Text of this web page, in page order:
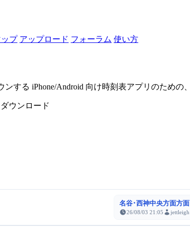
プ アップロード フォーラム 使い方
する iPhone/Android 向け時刻表アプリのための
ウンロード
名谷･西神中央方面方面
26/08/03 21:05 jettleigh